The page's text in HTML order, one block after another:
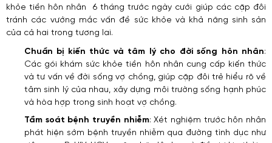
khỏe tiền hôn nhân 6 tháng trước ngày cưới giúp các cặp đôi
tránh các vướng mắc vấn đề sức khỏe và khả năng sinh sản
của cả hai trong tương lai.
Chuẩn bị kiến thức và tâm lý cho đời sống hôn nhân:
Các gói khám sức khỏe tiền hôn nhân cung cấp kiến thức
và tư vấn về đời sống vợ chồng, giúp cặp đôi trẻ hiểu rõ về
tâm sinh lý của nhau, xây dựng môi trường sống hạnh phúc
và hòa hợp trong sinh hoạt vợ chồng.
Tầm soát bệnh truyền nhiễm: Xét nghiệm trước hôn nhân
phát hiện sớm bệnh truyền nhiễm qua đường tình dục như